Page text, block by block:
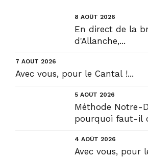
8 AOÛT 2026
En direct de la
d'Allanche,...
7 AOÛT 2026
Avec vous, pour le Cantal !...
5 AOÛT 2026
Méthode Notre-
pourquoi faut-il
4 AOÛT 2026
Avec vous, pour